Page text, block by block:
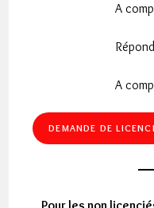
A
A
DEMANDE DE